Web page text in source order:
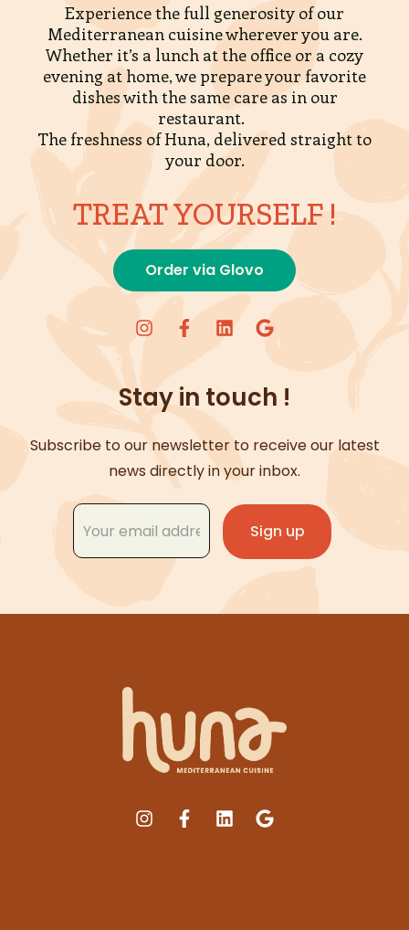
Experience the full generosity of our
Mediterranean cuisine wherever you are.
Whether it’s a lunch at the office or a cozy
evening at home, we prepare your favorite
dishes with the same care as in our
restaurant.
The freshness of Huna, delivered straight to
your door.
TREAT YOURSELF !
Order via Glovo
Stay in touch !
Subscribe to our newsletter to receive our latest
news directly in your inbox.